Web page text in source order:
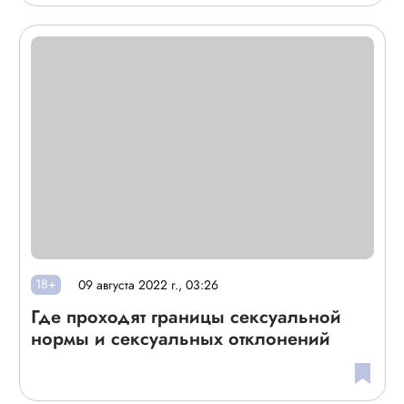
18+ 09 августа 2022 г., 03:26
Где проходят границы сексуальной
нормы и сексуальных отклонений